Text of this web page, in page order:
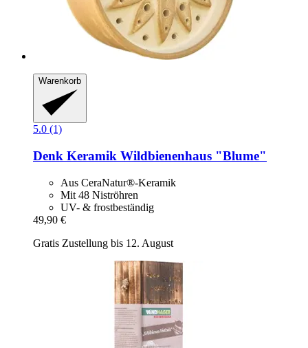
Warenkorb
5.0 (1)
Denk Keramik Wildbienenhaus "Blume"
Aus CeraNatur®-Keramik
Mit 48 Niströhren
UV- & frostbeständig
49,90 €
Gratis Zustellung bis 12. August